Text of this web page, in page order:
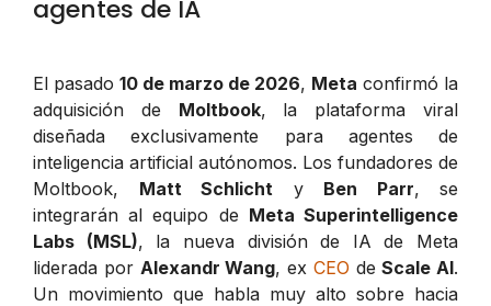
agentes de IA
El pasado 10 de marzo de 2026, Meta confirmó la
adquisición de Moltbook, la plataforma viral
diseñada exclusivamente para agentes de
inteligencia artificial autónomos. Los fundadores de
Moltbook, Matt Schlicht y Ben Parr, se
integrarán al equipo de Meta Superintelligence
Labs (MSL), la nueva división de IA de Meta
liderada por Alexandr Wang, ex CEO deScale AI.
Un movimiento que habla muy alto sobre hacia